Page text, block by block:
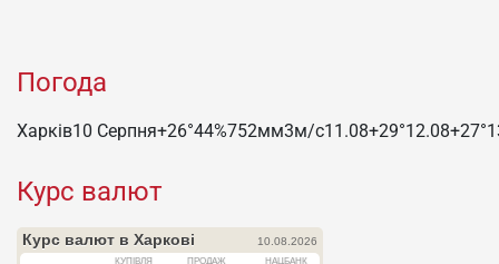
Погода
Харків10 Серпня+26°44%752мм3м/c11.08+29°12.08+27°
Курс валют